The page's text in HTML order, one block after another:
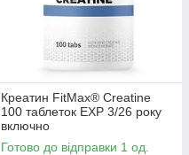
Креатин FitMax® Creatine
100 таблеток EXP 3/26 року
включно
Готово до відправки 1 од.